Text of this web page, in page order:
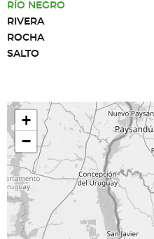
RÍO NEGRO
RIVERA
ROCHA
SALTO
+
−